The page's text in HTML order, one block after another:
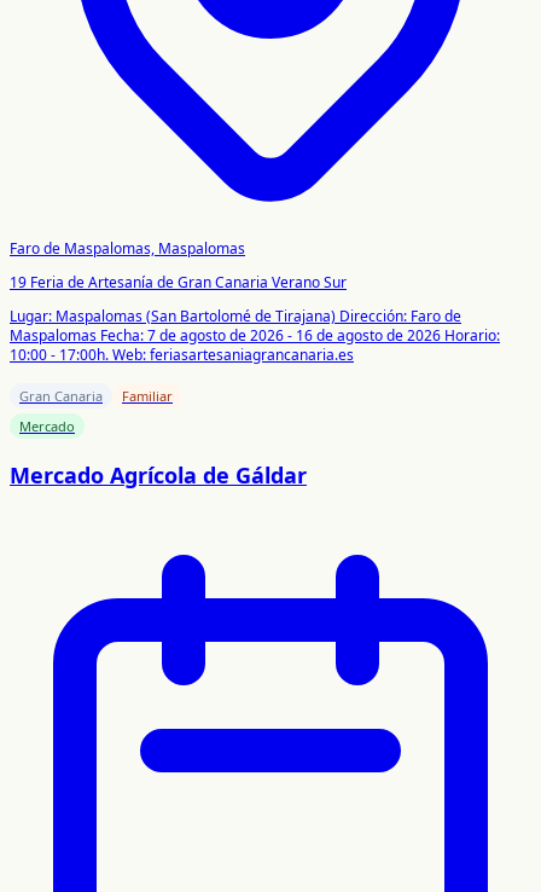
Faro de Maspalomas, Maspalomas
19 Feria de Artesanía de Gran Canaria Verano Sur
Lugar: Maspalomas (San Bartolomé de Tirajana) Dirección: Faro de
Maspalomas Fecha: 7 de agosto de 2026 - 16 de agosto de 2026 Horario:
10:00 - 17:00h.Web: feriasartesaniagrancanaria.es
Gran Canaria
Familiar
Mercado
Mercado Agrícola de Gáldar